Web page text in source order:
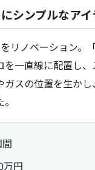
シンプルなア
リノベーション。
一直線に配置し、
ガスの位置を生か
万円